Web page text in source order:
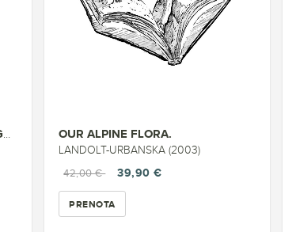
GUIDE DES FLEURS DE MONTAGNE
OUR ALPINE FLORA.
LANDOLT-URBANSKA (2003)
42,00 €
39,90 €
PRENOTA